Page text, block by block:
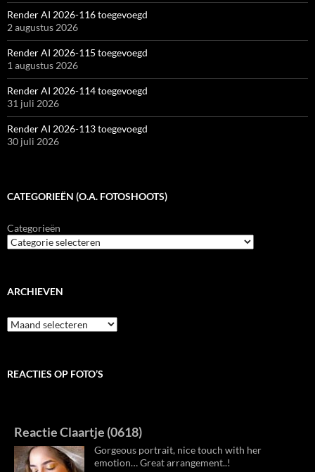
Render AI 2026-116 toegevoegd
2 augustus 2026
Render AI 2026-115 toegevoegd
1 augustus 2026
Render AI 2026-114 toegevoegd
31 juli 2026
Render AI 2026-113 toegevoegd
30 juli 2026
CATEGORIEËN (O.A. FOTOSHOOTS)
Categorieën
ARCHIEVEN
Archieven
REACTIES OP FOTO’S
Reactie Claartje (0618)
Gorgeous portrait, nice touch with her
emotion… Great arrangement..!